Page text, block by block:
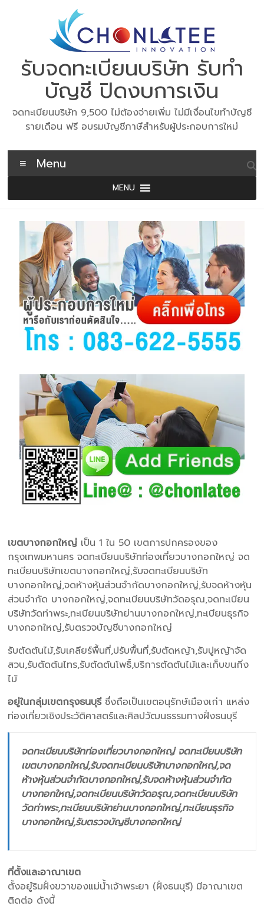
รับจดทะเบียนบริษัท รับทำ
บัญชี ปิดงบการเงิน
จดทะเบียนบริษัท 9,500 ไม่ต้องจ่ายเพิ่ม ไม่มีเงื่อนไขทำบัญชี
รายเดือน ฟรี อบรมบัญชีภาษีสำหรับผู้ประกอบการใหม่
Menu
MENU
เขตบางกอกใหญ่ เป็น 1 ใน 50 เขตการปกครองของ
กรุงเทพมหานคร จดทะเบียนบริษัทท่องเที่ยวบางกอกใหญ่ จด
ทะเบียนบริษัทเขตบางกอกใหญ่,รับจดทะเบียนบริษัท
บางกอกใหญ่,จดห้างหุ้นส่วนจำกัดบางกอกใหญ่,รับจดห้างหุ้น
ส่วนจำกัด บางกอกใหญ่,จดทะเบียนบริษัทวัดอรุณ,จดทะเบียน
บริษัทวัดท่าพระ,ทะเบียนบริษัทย่านบางกอกใหญ่,ทะเบียนธุรกิจ
บางกอกใหญ่,รับตรวจบัญชีบางกอกใหญ่
รับตัดต้นไม้,รับเคลียร์พื้นที่,ปรับพื้นที่,รับตัดหญ้า,รับปูหญ้าจัด
สวน,รับตัดต้นไทร,รับตัดต้นโพธิ์,บริการตัดต้นไม้และเก็บขนกิ่ง
ไม้
อยู่ในกลุ่มเขตกรุงธนบุรีซึ่งถือเป็นเขตอนุรักษ์เมืองเก่า แหล่ง
ท่องเที่ยวเชิงประวัติศาสตร์และศิลปวัฒนธรรมทางฝั่งธนบุรี
จดทะเบียนบริษัทท่องเที่ยวบางกอกใหญ่ จดทะเบียนบริษัท
เขตบางกอกใหญ่,รับจดทะเบียนบริษัทบางกอกใหญ่,จด
ห้างหุ้นส่วนจำกัดบางกอกใหญ่,รับจดห้างหุ้นส่วนจำกัด
บางกอกใหญ่,จดทะเบียนบริษัทวัดอรุณ,จดทะเบียนบริษัท
วัดท่าพระ,ทะเบียนบริษัทย่านบางกอกใหญ่,ทะเบียนธุรกิจ
บางกอกใหญ่,รับตรวจบัญชีบางกอกใหญ่
ที่ตั้งและอาณาเขต
ตั้งอยู๋ริมฝั่งขวาของแม่น้ำเจ้าพระยา (ฝั่งธนบุรี) มีอาณาเขต
ติดต่อ ดังนี้